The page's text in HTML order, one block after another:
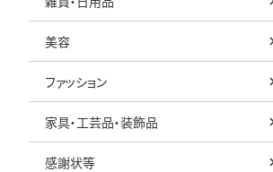
美容
ファッション
家具・工芸品・装飾品
感謝状等